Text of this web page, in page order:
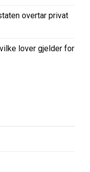
overtar privat
lover gjelder for